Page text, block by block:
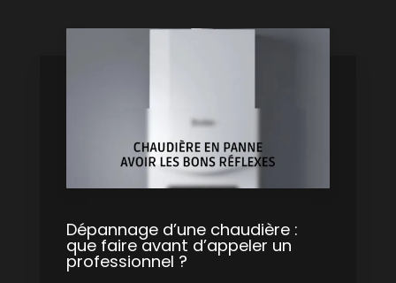
Dépannage d’une chaudière :
que faire avant d’appeler un
professionnel ?